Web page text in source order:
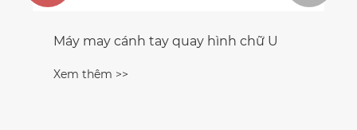
Máy may cánh tay quay hình chữ U
Xem thêm >>